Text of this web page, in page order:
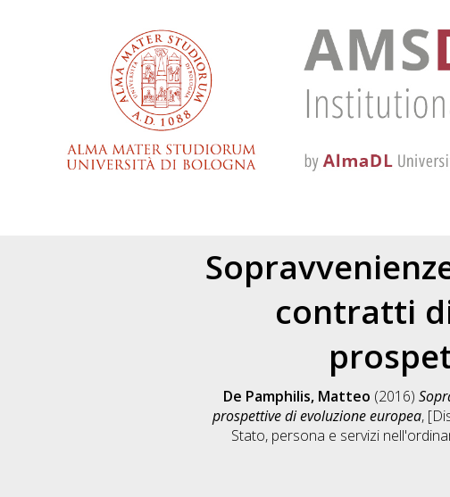
contratti
De Pamphilis, Matteo (2016)
prospettive di evoluzione europea,
Stato, persona e servizi